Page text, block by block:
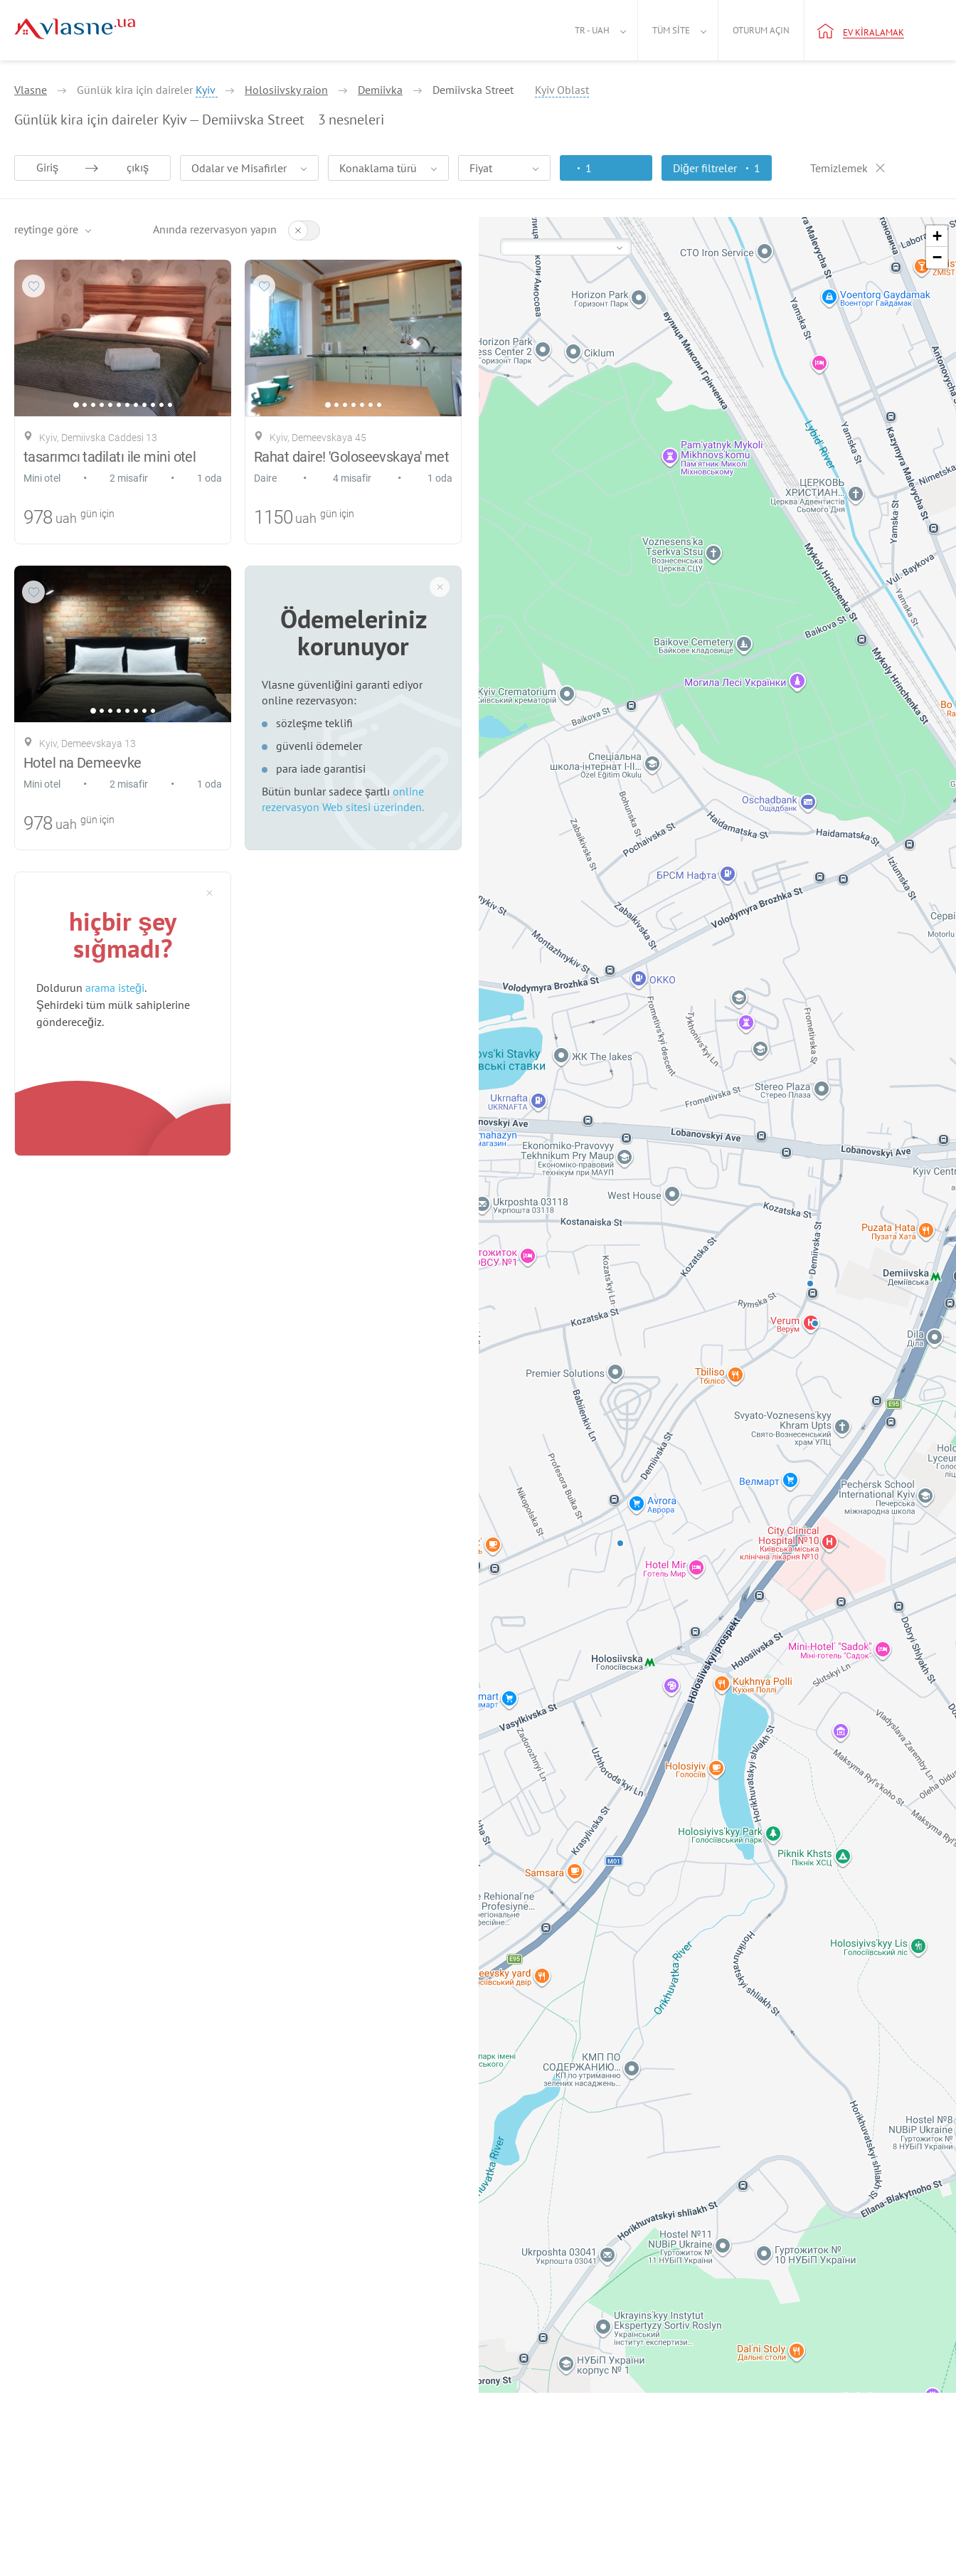
TR - UAH TÜM SITE OTURUM AÇIN EV KIRALAMAK
Vlasne Günlük kira için daireler Kyiv Holosiivsky raion Demiivka Demiivska Street Kyiv Oblast
Günlük kira için daireler Kyiv — Demiivska Street 3 nesneleri
Giriş çıkış Odalar ve Misafirler Konaklama türü Fiyat 1 Diğer filtreler 1 Temizlemek
reytinge göre Anında rezervasyon yapın
Kyiv, Demiivska Caddesi 13
tasarımcı tadilatı ile mini otel
Mini otel • 2 misafir • 1 oda
978 uah gün için
Kyiv, Demeevskaya 45
Rahat daire! 'Goloseevskaya' met
Daire • 4 misafir • 1 oda
1150 uah gün için
Kyiv, Demeevskaya 13
Hotel na Demeevke
Mini otel • 2 misafir • 1 oda
978 uah gün için
Ödemeleriniz
korunuyor
Vlasne güvenliğini garanti ediyor
online rezervasyon:
sözleşme teklifi
güvenli ödemeler
para iade garantisi
Bütün bunlar sadece şartlı online
rezervasyon Web sitesi üzerinden.
hiçbir şey
sığmadı?
Doldurun arama isteği.
Şehirdeki tüm mülk sahiplerine
göndereceğiz.
+
−